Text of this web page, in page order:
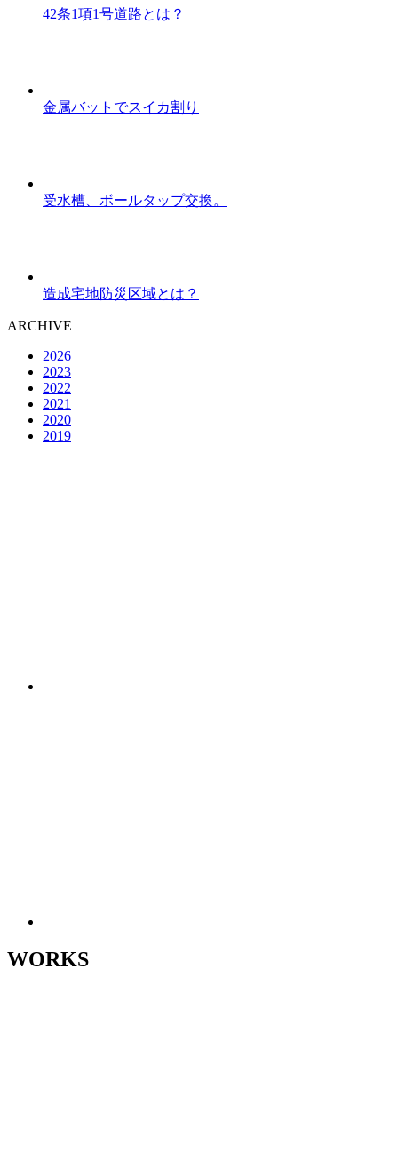
42条1項1号道路とは？
金属バットでスイカ割り
受水槽、ボールタップ交換。
造成宅地防災区域とは？
ARCHIVE
2026
2023
2022
2021
2020
2019
WORKS